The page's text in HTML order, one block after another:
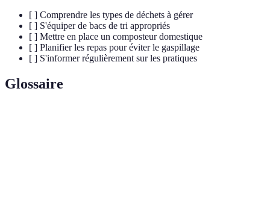
[ ] Comprendre les types de déchets à gérer
[ ] S'équiper de bacs de tri appropriés
[ ] Mettre en place un composteur domestique
[ ] Planifier les repas pour éviter le gaspillage
[ ] S'informer régulièrement sur les pratiques
Glossaire